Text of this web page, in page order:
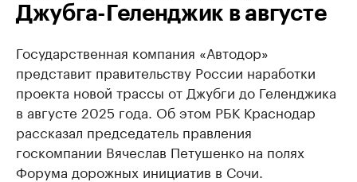
Джубга-Геленджик в августе
Государственная компания «Автодор»
представит правительству России наработки
проекта новой трассы от Джубги до Геленджика
в августе 2025 года. Об этом РБК Краснодар
рассказал председатель правления
госкомпании Вячеслав Петушенко на полях
Форума дорожных инициатив в Сочи.